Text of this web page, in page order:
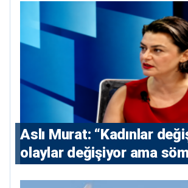
Aslı Murat: “Kadınlar
olaylar değişiyor ama